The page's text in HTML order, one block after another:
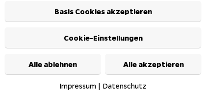
10%* 10%*
Basis Cookies akzeptieren
Cookie-Einstellungen
Alle ablehnen Alle akzeptieren
Impressum | Datenschutz